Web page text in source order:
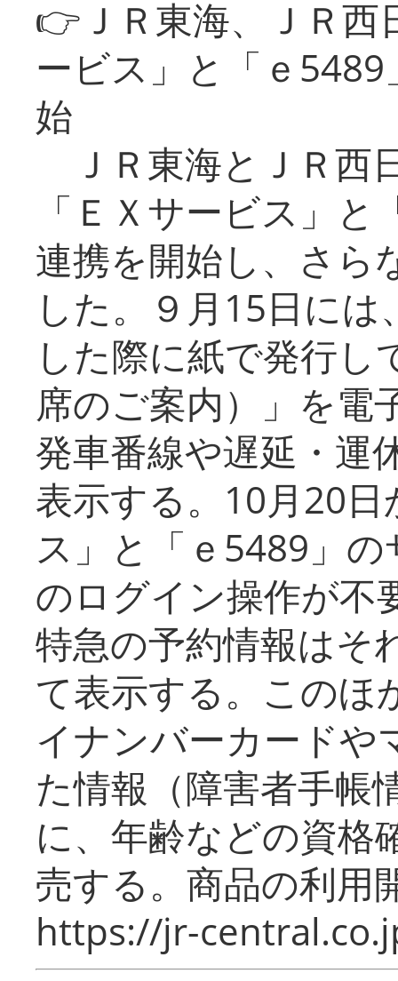
👉ＪＲ東海、ＪＲ
ービス」と「ｅ
始
ＪＲ東海とＪＲ西
「ＥＸサービス」
連携を開始し、さら
した。９月15日に
した際に紙で発行し
席のご案内）」を電
発車番線や遅延・運
表示する。10月20
ス」と「ｅ5489」
のログイン操作が不
特急の予約情報はそ
て表示する。このほ
イナンバーカードや
た情報（障害者手帳
に、年齢などの資格
売する。商品の利用
https://jr-